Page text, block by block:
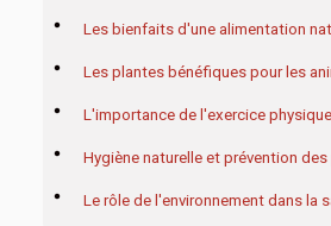
Les bienfaits d'une alimentation
Les plantes bénéfiques pour les
L'importance de l'exercice physique
Hygiène naturelle et prévention
Le rôle de l'environnement dans la